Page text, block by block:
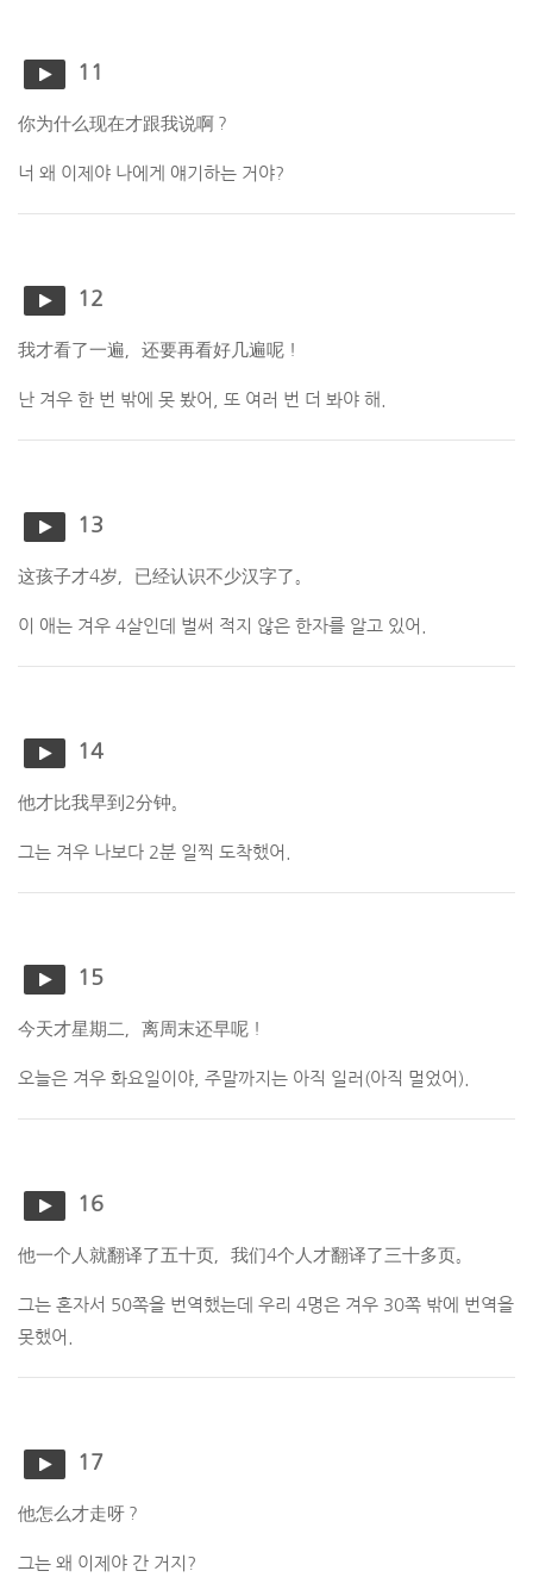
11
你为什么现在才跟我说啊？
너 왜 이제야 나에게 얘기하는 거야?
12
我才看了一遍，还要再看好几遍呢！
난 겨우 한 번 밖에 못 봤어, 또 여러 번 더 봐야 해.
13
这孩子才4岁，已经认识不少汉字了。
이 애는 겨우 4살인데 벌써 적지 않은 한자를 알고 있어.
14
他才比我早到2分钟。
그는 겨우 나보다 2분 일찍 도착했어.
15
今天才星期二，离周末还早呢！
오늘은 겨우 화요일이야, 주말까지는 아직 일러(아직 멀었어).
16
他一个人就翻译了五十页，我们4个人才翻译了三十多页。
그는 혼자서 50쪽을 번역했는데 우리 4명은 겨우 30쪽 밖에 번역을
못했어.
17
他怎么才走呀？
그는 왜 이제야 간 거지?